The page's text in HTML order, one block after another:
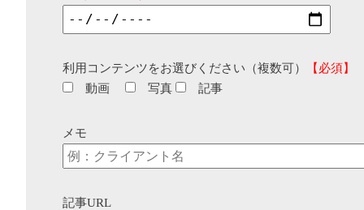
利用コンテンツをお選びください（複数可）
【必須】
動画
写真 記事
メモ
記事URL